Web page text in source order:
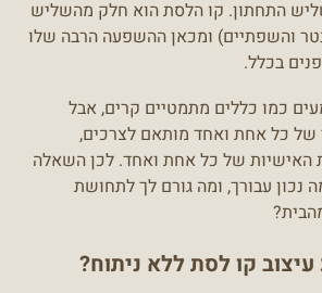
התחתון. קו הלסת הוא חלק מהשליש
והשפתיים) ומכאן ההשפעה הרבה שלו
בכלל.
כמו כללים מתמטיים קרים, אבל
של כל אחת ואחד מותאם לצרכים,
האישיות של כל אחת ואחד. לכן השאלה
נכון עבורך, ומה גורם לך לתחושת
קו לסת ללא ניתוח?